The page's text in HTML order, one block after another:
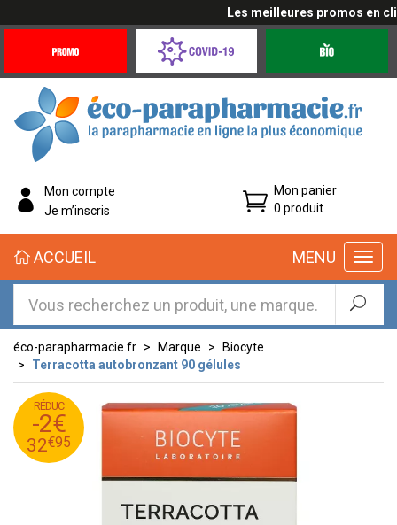
Les meilleures promos en
Offres
Coronavirus
éco-
parapharmacie.fr
éco-
parapharmacie.fr
Mon compte
Je m’inscris
Mon panier
0 produit
MENU
ACCUEIL
éco-parapharmacie.fr Marque
Biocyte
Terracotta autobronzant 90 gélules
RÉDUC
-2€
32€95
34
€
95
32
€
95